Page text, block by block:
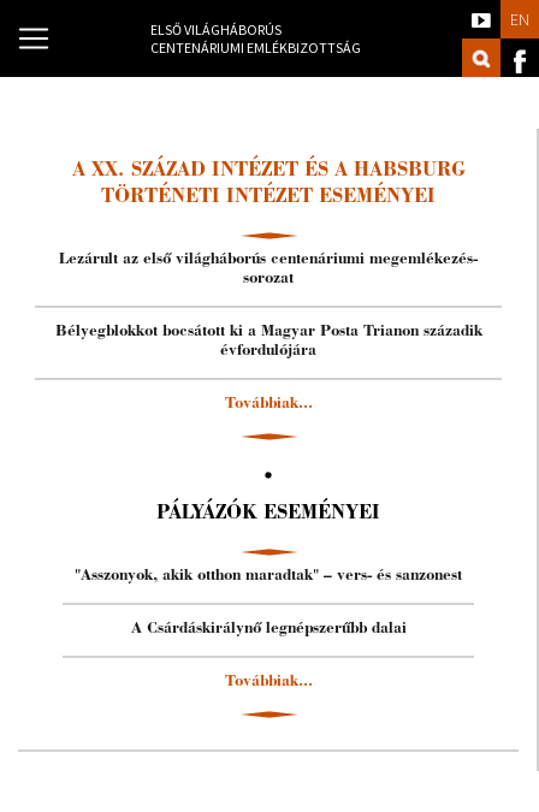
ELSŐ VILÁGHÁBORÚS
CENTENÁRIUMI EMLÉKBIZOTTSÁG
EN
A XX. SZÁZAD INTÉZET ÉS A HABSBURG
TÖRTÉNETI INTÉZET ESEMÉNYEI
Lezárult az első világháborús centenáriumi megemlékezés-
sorozat
Bélyegblokkot bocsátott ki a Magyar Posta Trianon századik
évfordulójára
Továbbiak...
PÁLYÁZÓK ESEMÉNYEI
"Asszonyok, akik otthon maradtak" – vers- és sanzonest
A Csárdáskirálynő legnépszerűbb dalai
Továbbiak...